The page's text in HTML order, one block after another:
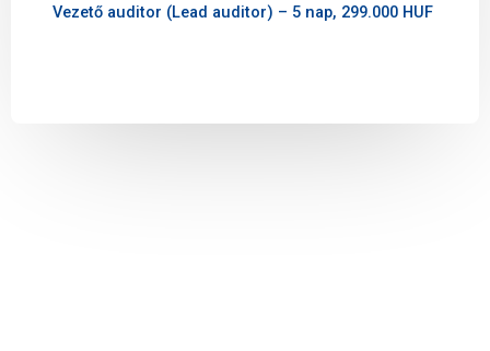
Vezető auditor (Lead auditor) – 5 nap, 299.000 HUF